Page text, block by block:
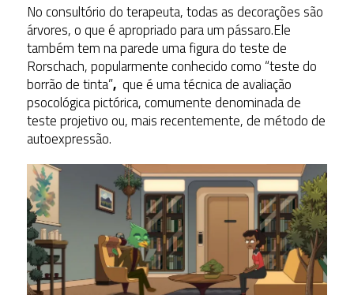
No consultório do terapeuta, todas as decorações são
árvores, o que é apropriado para um pássaro.Ele
também tem na parede uma figura do teste de
Rorschach, popularmente conhecido como “teste do
borrão de tinta”, que é uma técnica de avaliação
psocológica pictórica, comumente denominada de
teste projetivo ou, mais recentemente, de método de
autoexpressão.